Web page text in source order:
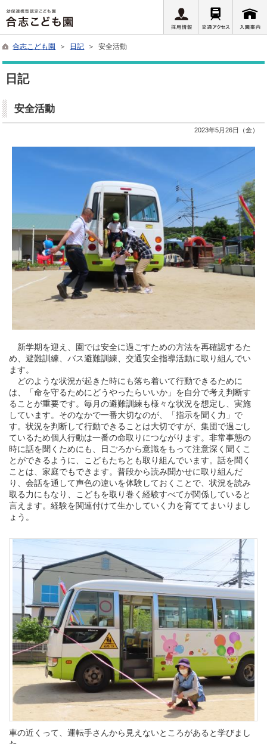
合志こども園 ＞ 日記 ＞ 安全活動
日記
安全活動
2023年5月26日（金）
新学期を迎え、園では安全に過ごすための方法を再確認するた
め、避難訓練、バス避難訓練、交通安全指導活動に取り組んでい
ます。
どのような状況が起きた時にも落ち着いて行動できるために
は、「命を守るためにどうやったらいいか」を自分で考え判断す
ることが重要です。毎月の避難訓練も様々な状況を想定し、実施
しています。そのなかで一番大切なのが、「指示を聞く力」で
す。状況を判断して行動できることは大切ですが、集団で過ごし
ているため個人行動は一番の命取りにつながります。非常事態の
時に話を聞くためにも、日ごろから意識をもって注意深く聞くこ
とができるように、こどもたちとも取り組んでいます。話を聞く
ことは、家庭でもできます。普段から読み聞かせに取り組んだ
り、会話を通して声色の違いを体験しておくことで、状況を読み
取る力にもなり、こどもを取り巻く経験すべてが関係していると
言えます。経験を関連付けて生かしていく力を育ててまいりまし
ょう。
車の近くって、運転手さんから見えないところがあると学びまし